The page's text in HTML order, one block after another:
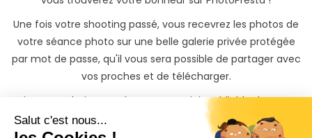
Une fois votre shooting passé, vous recevrez les photos de
votre séance photo sur une belle galerie privée protégée
par mot de passe, qu'il vous sera possible de partager avec
vos proches et de télécharger.
Si vous souhaitez garder un souvenir inoubliable de votre
shooting photo dans le département Isère, il vous sera
également possible de commander des tirages photos